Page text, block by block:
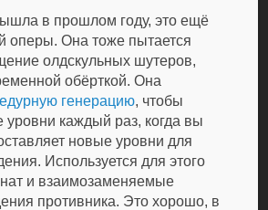
в прошлом году, это ещё
оперы. Она тоже пытается
олдскульных шутеров,
обёрткой. Она
генерацию, чтобы
уровни каждый раз, когда вы
новые уровни для
Используется для этого
и взаимозаменяемые
противника. Это хорошо, в